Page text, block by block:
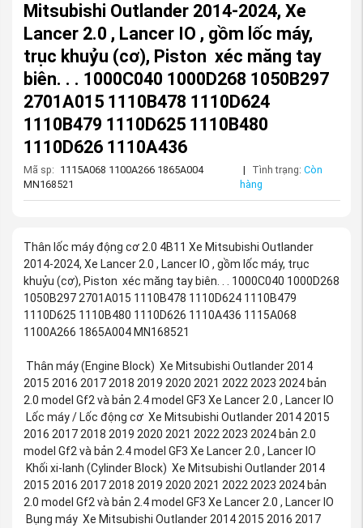
Mitsubishi Outlander 2014-2024, Xe
Lancer 2.0 , Lancer IO , gồm lốc máy,
trục khuỷu (cơ), Piston xéc măng tay
biên. . . 1000C040 1000D268 1050B297
2701A015 1110B478 1110D624
1110B479 1110D625 1110B480
1110D626 1110A436
Mã sp: 1115A068 1100A266 1865A004
MN168521
| Tình trạng: Còn
hàng
Thân lốc máy động cơ 2.0 4B11 Xe Mitsubishi Outlander
2014-2024, Xe Lancer 2.0 , Lancer IO , gồm lốc máy, trục
khuỷu (cơ), Piston xéc măng tay biên. . . 1000C040 1000D268
1050B297 2701A015 1110B478 1110D624 1110B479
1110D625 1110B480 1110D626 1110A436 1115A068
1100A266 1865A004 MN168521
Thân máy (Engine Block) Xe Mitsubishi Outlander 2014
2015 2016 2017 2018 2019 2020 2021 2022 2023 2024 bản
2.0 model Gf2 và bản 2.4 model GF3 Xe Lancer 2.0 , Lancer IO
Lốc máy / Lốc động cơ Xe Mitsubishi Outlander 2014 2015
2016 2017 2018 2019 2020 2021 2022 2023 2024 bản 2.0
model Gf2 và bản 2.4 model GF3 Xe Lancer 2.0 , Lancer IO
Khối xi-lanh (Cylinder Block) Xe Mitsubishi Outlander 2014
2015 2016 2017 2018 2019 2020 2021 2022 2023 2024 bản
2.0 model Gf2 và bản 2.4 model GF3 Xe Lancer 2.0 , Lancer IO
Bụng máy Xe Mitsubishi Outlander 2014 2015 2016 2017